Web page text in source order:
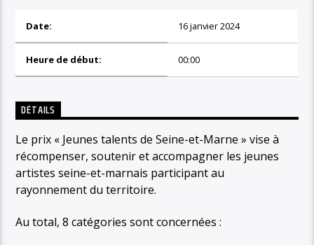
Date: 16 janvier 2024
Heure de début: 00:00
DÉTAILS
Le prix « Jeunes talents de Seine-et-Marne » vise à
récompenser, soutenir et accompagner les jeunes
artistes seine-et-marnais participant au
rayonnement du territoire.
Au total, 8 catégories sont concernées :